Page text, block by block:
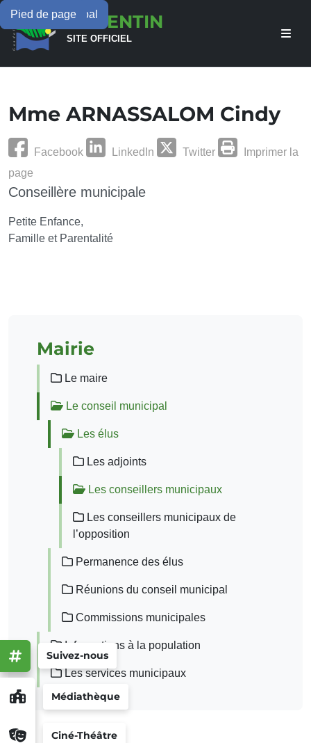
Menu principal
Contenu principal
Pied de pageLAMENTIN
SITE OFFICIEL
Médiathèque
Ciné-Théâtre
Suivez-nous
Mme ARNASSALOM Cindy
Facebook LinkedIn Twitter
Imprimer la
page
Conseillère municipale
Petite Enfance,
Famille et Parentalité
Mairie
Le maire
Le conseil municipal
Les élus
Les adjoints
Les conseillers municipaux
Les conseillers municipaux de
l’opposition
Permanence des élus
Réunions du conseil municipal
Commissions municipales
Informations à la population
Les services municipaux